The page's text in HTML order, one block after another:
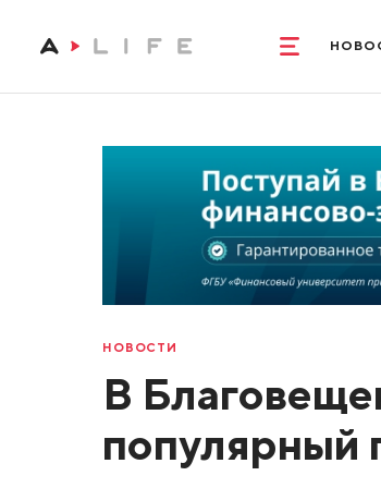
НОВОСТИ
В
популярный